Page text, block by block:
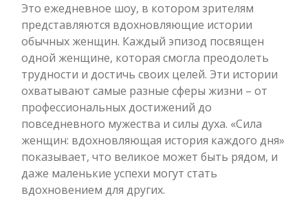
Это ежедневное шоу, в котором зрителям
представляются вдохновляющие истории
обычных женщин. Каждый эпизод посвящен
одной женщине, которая смогла преодолеть
трудности и достичь своих целей. Эти истории
охватывают самые разные сферы жизни – от
профессиональных достижений до
повседневного мужества и силы духа. «Сила
женщин: вдохновляющая история каждого дня»
показывает, что великое может быть рядом, и
даже маленькие успехи могут стать
вдохновением для других.